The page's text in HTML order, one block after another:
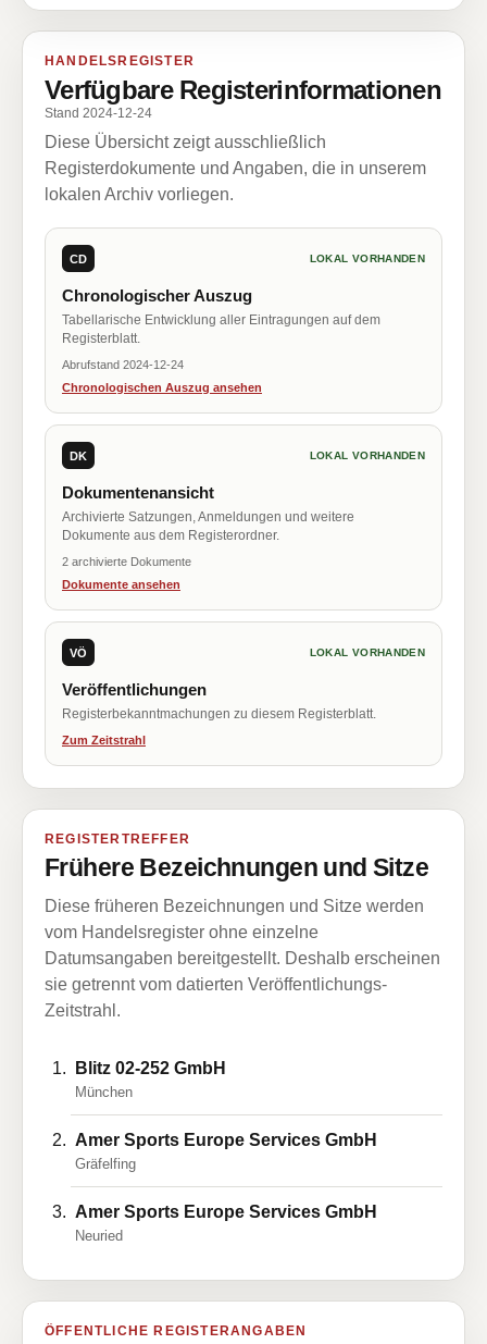
HANDELSREGISTER
Verfügbare Registerinformationen
Stand 2024-12-24
Diese Übersicht zeigt ausschließlich
Registerdokumente und Angaben, die in unserem
lokalen Archiv vorliegen.
CD LOKAL VORHANDEN
Chronologischer Auszug
Tabellarische Entwicklung aller Eintragungen auf dem
Registerblatt.
Abrufstand 2024-12-24
Chronologischen Auszug ansehen
DK LOKAL VORHANDEN
Dokumentenansicht
Archivierte Satzungen, Anmeldungen und weitere
Dokumente aus dem Registerordner.
2 archivierte Dokumente
Dokumente ansehen
VÖ LOKAL VORHANDEN
Veröffentlichungen
Registerbekanntmachungen zu diesem Registerblatt.
Zum Zeitstrahl
REGISTERTREFFER
Frühere Bezeichnungen und Sitze
Diese früheren Bezeichnungen und Sitze werden
vom Handelsregister ohne einzelne
Datumsangaben bereitgestellt. Deshalb erscheinen
sie getrennt vom datierten Veröffentlichungs-
Zeitstrahl.
Blitz 02-252 GmbH
München
Amer Sports Europe Services GmbH
Gräfelfing
Amer Sports Europe Services GmbH
Neuried
ÖFFENTLICHE REGISTERANGABEN